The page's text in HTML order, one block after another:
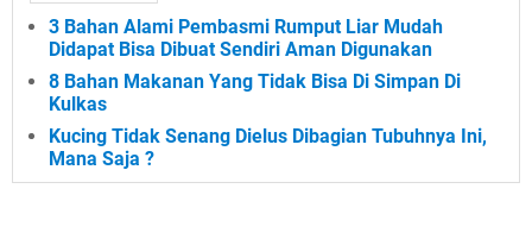
3 Bahan Alami Pembasmi Rumput Liar Mudah
Didapat Bisa Dibuat Sendiri Aman Digunakan
8 Bahan Makanan Yang Tidak Bisa Di Simpan Di
Kulkas
Kucing Tidak Senang Dielus Dibagian Tubuhnya Ini,
Mana Saja ?